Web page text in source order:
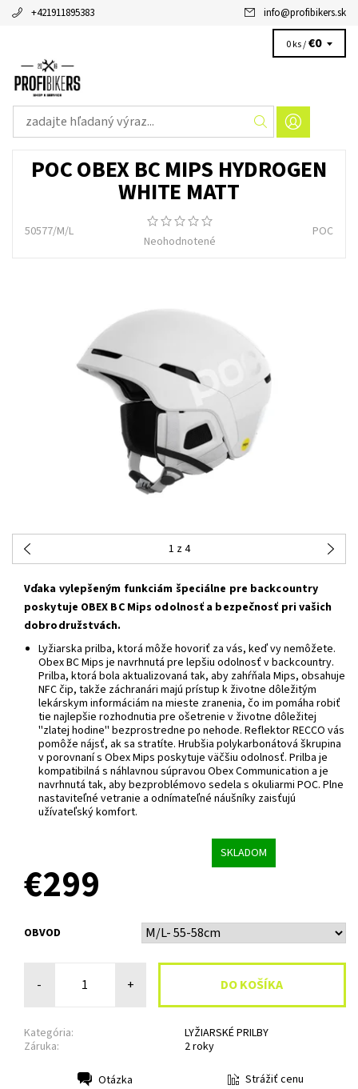
+421911895383 info@profibikers.sk
0 ks /€0
POC OBEX BC MIPS HYDROGEN
WHITE MATT
50577/M/L
Neohodnotené
POC
1 z 4
Vďaka vylepšeným funkciám špeciálne pre backcountry
poskytuje OBEX BC Mips odolnosť a bezpečnosť pri vašich
dobrodružstvách.
Lyžiarska prilba, ktorá môže hovoriť za vás, keď vy nemôžete.
Obex BC Mips je navrhnutá pre lepšiu odolnosť v backcountry.
Prilba, ktorá bola aktualizovaná tak, aby zahŕňala Mips, obsahuje
NFC čip, takže záchranári majú prístup k životne dôležitým
lekárskym informáciám na mieste zranenia, čo im pomáha robiť
tie najlepšie rozhodnutia pre ošetrenie v životne dôležitej
''zlatej hodine'' bezprostredne po nehode. Reflektor RECCO vás
pomôže nájsť, ak sa stratíte. Hrubšia polykarbonátová škrupina
v porovnaní s Obex Mips poskytuje väčšiu odolnosť. Prilba je
kompatibilná s náhlavnou súpravou Obex Communication a je
navrhnutá tak, aby bezproblémovo sedela s okuliarmi POC. Plne
nastaviteľné vetranie a odnímateľné náušníky zaisťujú
užívateľský komfort.
SKLADOM
€299
OBVOD
- +
Kategória:
LYŽIARSKÉ PRILBY
Záruka:
2 roky
Otázka
Strážiť cenu